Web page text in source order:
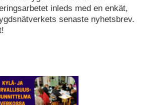
inleds med en enkät,
senaste nyhetsbrev.